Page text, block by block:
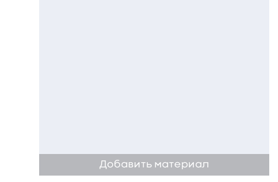
Добавить материал